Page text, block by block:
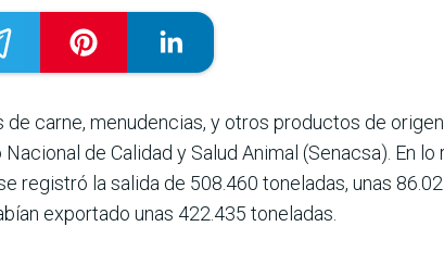
carne, menuden­cias, y otros productos de
de Calidad y Salud Animal (Senacsa). En
registró la salida de 508.460 toneladas, unas
exportado unas 422.435 toneladas.